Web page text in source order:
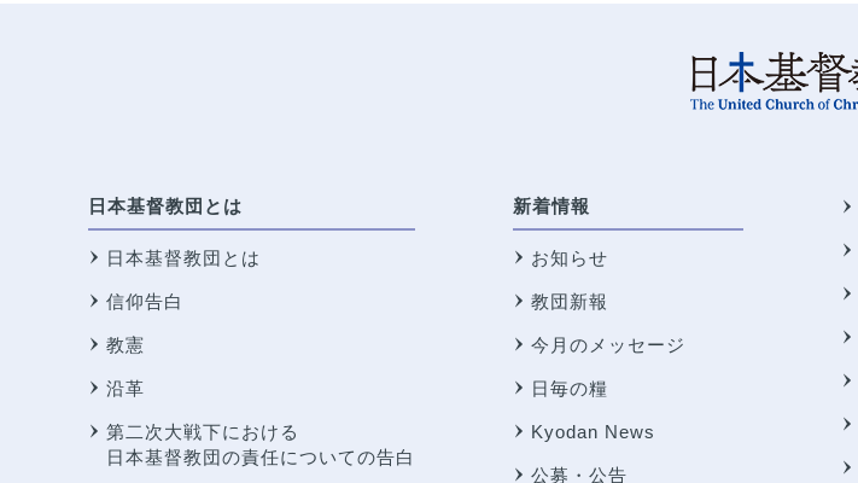
日本基督教団とは
日本基督教団とは
信仰告白
教憲
沿革
第二次大戦下における
日本基督教団の責任についての告白
新着情報
お知らせ
教団新報
今月のメッセージ
日毎の糧
Kyodan News
公募・公告